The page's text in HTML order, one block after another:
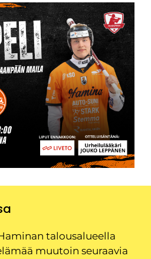
talousalueella
muutoin seuraavia